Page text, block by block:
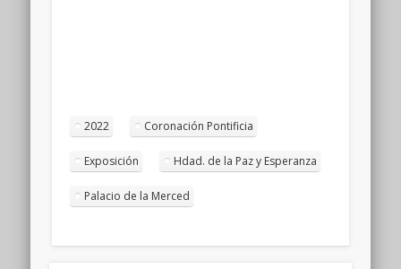
2022 Coronación Pontificia
Exposición Hdad. de la Paz y Esperanza
Palacio de la Merced